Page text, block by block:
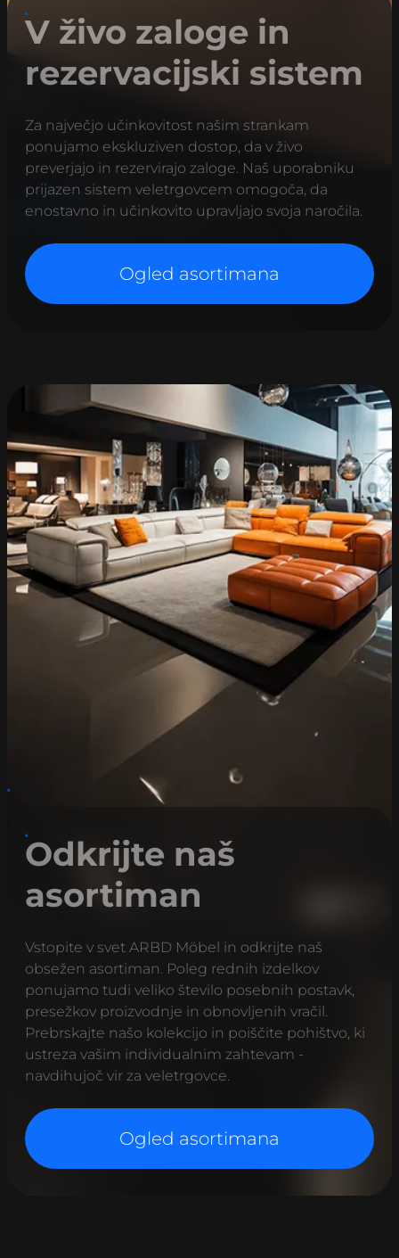
V živo zaloge in
rezervacijski sistem
Za največjo učinkovitost našim strankam
ponujamo ekskluziven dostop, da v živo
preverjajo in rezervirajo zaloge. Naš uporabniku
prijazen sistem veletrgovcem omogoča, da
enostavno in učinkovito upravljajo svoja naročila.
Ogled asortimana
Odkrijte naš
asortiman
Vstopite v svet ARBD Möbel in odkrijte naš
obsežen asortiman. Poleg rednih izdelkov
ponujamo tudi veliko število posebnih postavk,
presežkov proizvodnje in obnovljenih vračil.
Prebrskajte našo kolekcijo in poiščite pohištvo, ki
ustreza vašim individualnim zahtevam -
navdihujoč vir za veletrgovce.
Ogled asortimana